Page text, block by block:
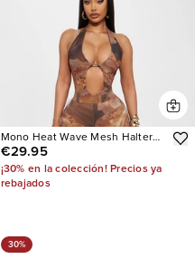
Mono Heat Wave Mesh Halter
Flare
€29.95
¡30% en la colección! Precios ya
rebajados
30%